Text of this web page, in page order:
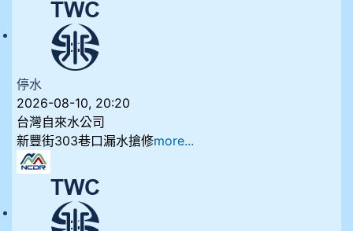
停水
2026-08-10, 20:20
台灣自來水公司
新豐街303巷口漏水搶修more...